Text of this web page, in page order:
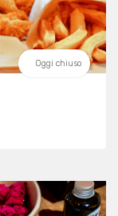
Oggi chiuso